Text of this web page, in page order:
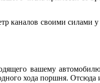
каналов своими силами
вашему
хода поршня. Отсюда